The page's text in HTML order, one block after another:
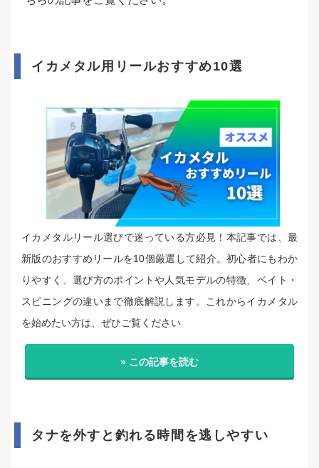
イカメタル用リールおすすめ10選
イカメタルリール選びで迷っている方必見！本記事では、最
新版のおすすめリールを10個厳選して紹介。初心者にもわか
りやすく、選び方のポイントや人気モデルの特徴、ベイト・
スピニングの違いまで徹底解説します。これからイカメタル
を始めたい方は、ぜひご覧ください
» この記事を読む
タナを外すと釣れる時間を逃しやすい